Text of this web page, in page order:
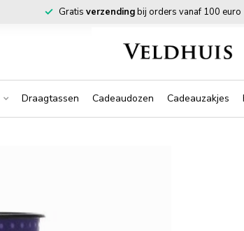
Gratis verzendingbij orders vanaf 100 euro
Draagtassen Cadeaudozen Cadeauzakjes